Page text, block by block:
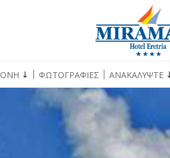
ΦΩΤΟΓΡΑΦΙΕΣ ΑΝΑΚΑΛΥΨΤΕ